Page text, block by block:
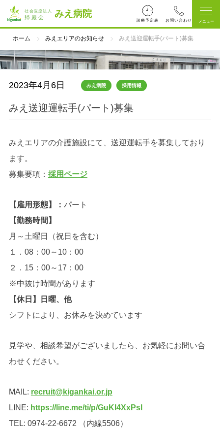
みえ病院
診療予定表
ホーム みえエリアのお知らせ みえ送迎運転手(パート)募集
2023年4月6日 みえ病院 採用情報
みえ送迎運転手(パート)募集
みえエリアの介護施設にて、送迎運転手を募集しており
ます。
募集要項： 採用ページ
【雇用形態】： パート
【勤務時間】
月～土曜日（祝日を含む）
１．08：00～10：00
２．15：00～17：00
※中抜け時間があります
【休日】日曜、他
シフトにより、お休みを決めています
見学や、相談希望がございましたら、お気軽にお問い合
わせください。
MAIL: recruit@kigankai.or.jp
LINE: https://line.me/ti/p/GuKI4XxPsl
TEL: 0974-22-6672 （内線5506）